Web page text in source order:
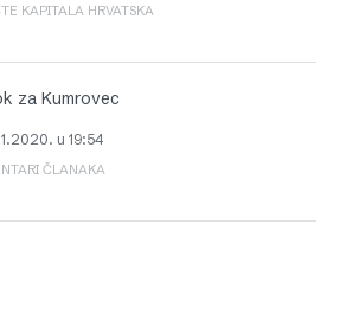
KAPITALA HRVATSKA
za Kumrovec
u 19:54
ČLANAKA